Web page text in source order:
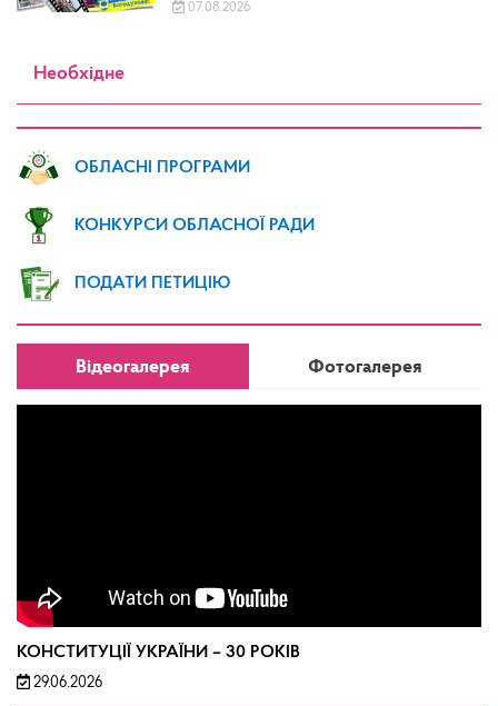
07.08.2026
Необхідне
ОБЛАСНІ ПРОГРАМИ
КОНКУРСИ ОБЛАСНОЇ РАДИ
ПОДАТИ ПЕТИЦІЮ
Відеогалерея Фотогалерея
КОНСТИТУЦІЇ УКРАЇНИ – 30 РОКІВ
29.06.2026